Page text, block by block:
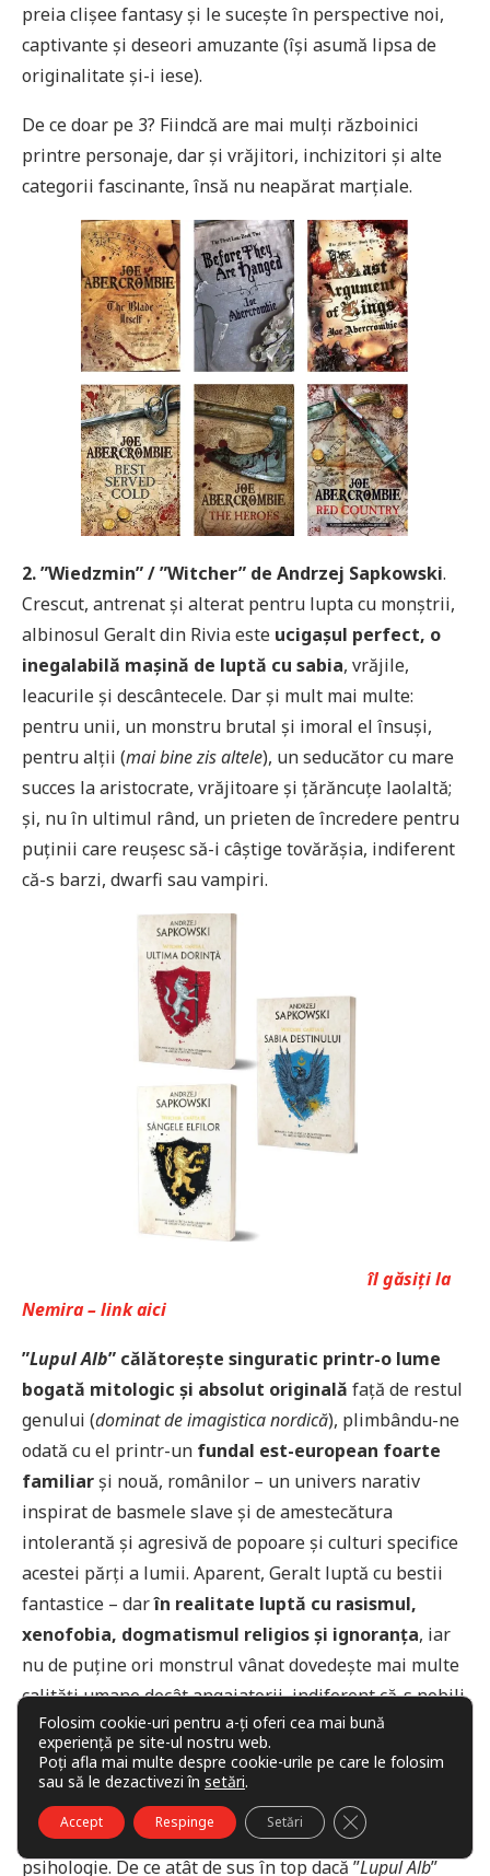
preia clișee fantasy și le sucește în perspective noi,
captivante și deseori amuzante (își asumă lipsa de
originalitate și-i iese).
De ce doar pe 3? Fiindcă are mai mulți războinici
printre personaje, dar și vrăjitori, inchizitori și alte
categorii fascinante, însă nu neapărat marțiale.
2. ”Wiedzmin” / ”Witcher” de Andrzej Sapkowski.
Crescut, antrenat și alterat pentru lupta cu monștrii,
albinosul Geralt din Rivia este ucigașul perfect, o
inegalabilă mașină de luptă cu sabia, vrăjile,
leacurile și descântecele. Dar și mult mai multe:
pentru unii, un monstru brutal și imoral el însuși,
pentru alții (mai bine zis altele), un seducător cu mare
succes la aristocrate, vrăjitoare și țărăncuțe laolaltă;
și, nu în ultimul rând, un prieten de încredere pentru
puținii care reușesc să-i câștige tovărășia, indiferent
că-s barzi, dwarfi sau vampiri.
îl găsiți la
Nemira – link aici
”Lupul Alb” călătorește singuratic printr-o lume
bogată mitologic și absolut originală față de restul
genului (dominat de imagistica nordică), plimbându-ne
odată cu el printr-un fundal est-european foarte
familiarși nouă, românilor – un univers narativ
inspirat de basmele slave și de amestecătura
intolerantă și agresivă de popoare și culturi specifice
acestei părți a lumii. Aparent, Geralt luptă cu bestii
fantastice – darîn realitate luptă cu rasismul,
xenofobia, dogmatismul religios și ignoranța, iar
nu de puține ori monstrul vânat dovedește mai multe
calități umane decât angajatorii, indiferent că-s nobili
sau țărani.
Aventurile lui Geralt sunt nu doar numeroase, dar și
variate și surprinzătoare, tratate de autor printr-o
captivantă combinație de acțiune, mitologie, umor și
psihologie. De ce atât de sus în top dacă ”Lupul Alb”
Folosim cookie-uri pentru a-ți oferi cea mai bună
experiență pe site-ul nostru web.
Poți afla mai multe despre cookie-urile pe care le folosim
sau să le dezactivezi în setări.
Accept Respinge Setări CLOSE GDPR